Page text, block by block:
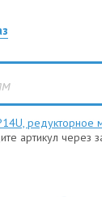
редукторное
артикул через